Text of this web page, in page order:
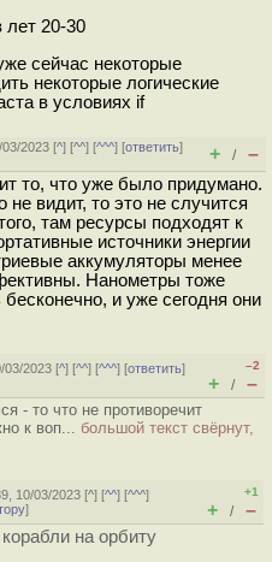
лет 20-30
сейчас некоторые
некоторые логические
в условиях if
2023 [^] [^^] [^^^] [ответить]
+ / –
то, что уже было придумано.
не видит, то это не случится
там ресурсы подходят к
источники энергии
аккумуляторы менее
Нанометры тоже
и уже сегодня они
03/2023 [^] [^^] [^^^] [ответить]
–2
+ / –
- то что не противоречит
к воп... большой текст свёрнут,
10/03/2023 [^] [^^] [^^^]
]
+1
+ / –
на орбиту